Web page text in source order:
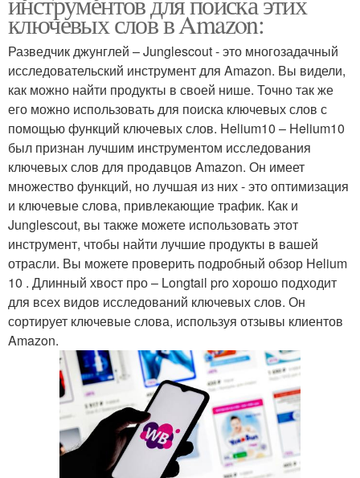
ключевых слов в Amazon:
Разведчик джунглей – Junglescout - это многозадачный
исследовательский инструмент для Amazon. Вы видели,
как можно найти продукты в своей нише. Точно так же
его можно использовать для поиска ключевых слов с
помощью функций ключевых слов. Helium10 – Helium10
был признан лучшим инструментом исследования
ключевых слов для продавцов Amazon. Он имеет
множество функций, но лучшая из них - это оптимизация
и ключевые слова, привлекающие трафик. Как и
Junglescout, вы также можете использовать этот
инструмент, чтобы найти лучшие продукты в вашей
отрасли. Вы можете проверить подробный обзор Helium
10 . Длинный хвост про – Longtail pro хорошо подходит
для всех видов исследований ключевых слов. Он
сортирует ключевые слова, используя отзывы клиентов
Amazon.